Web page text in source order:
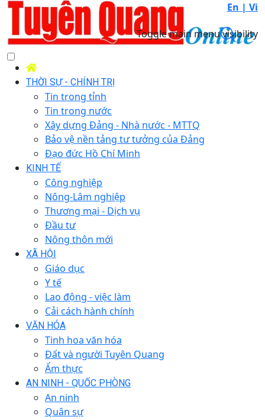
En | Vi
Toggle main menu visibility
THỜI SỰ - CHÍNH TRỊ
Tin trong tỉnh
Tin trong nước
Xây dựng Đảng - Nhà nước - MTTQ
Bảo vệ nền tảng tư tưởng của Đảng
Đạo đức Hồ Chí Minh
KINH TẾ
Công nghiệp
Nông-Lâm nghiệp
Thương mại - Dịch vụ
Đầu tư
Nông thôn mới
XÃ HỘI
Giáo dục
Y tế
Lao động - việc làm
Cải cách hành chính
VĂN HÓA
Tinh hoa văn hóa
Đất và người Tuyên Quang
Ẩm thực
AN NINH - QUỐC PHÒNG
An ninh
Quân sự